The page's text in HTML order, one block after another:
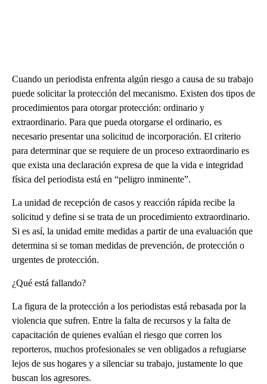
Cuando un periodista enfrenta algún riesgo a causa de su trabajo
puede solicitar la protección del mecanismo. Existen dos tipos de
procedimientos para otorgar protección: ordinario y
extraordinario. Para que pueda otorgarse el ordinario, es
necesario presentar una solicitud de incorporación. El criterio
para determinar que se requiere de un proceso extraordinario es
que exista una declaración expresa de que la vida e integridad
física del periodista está en “peligro inminente”.
La unidad de recepción de casos y reacción rápida recibe la
solicitud y define si se trata de un procedimiento extraordinario.
Si es así, la unidad emite medidas a partir de una evaluación que
determina si se toman medidas de prevención, de protección o
urgentes de protección.
¿Qué está fallando?
La figura de la protección a los periodistas está rebasada por la
violencia que sufren. Entre la falta de recursos y la falta de
capacitación de quienes evalúan el riesgo que corren los
reporteros, muchos profesionales se ven obligados a refugiarse
lejos de sus hogares y a silenciar su trabajo, justamente lo que
buscan los agresores.